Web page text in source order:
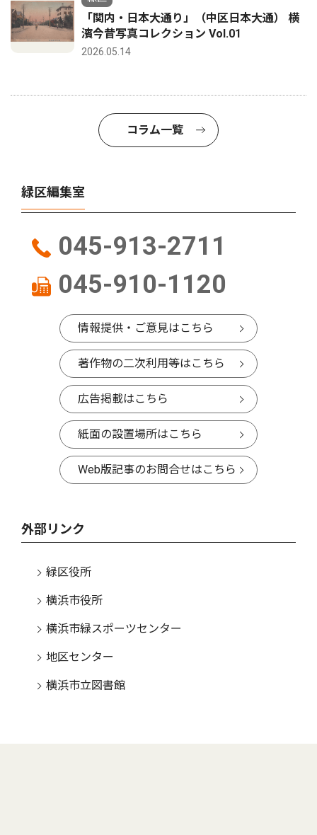
「関内・日本大通り」（中区日本大通） 横
濱今昔写真コレクション Vol.01
2026.05.14
コラム一覧
緑区編集室
045-913-2711
045-910-1120
情報提供・ご意見はこちら
著作物の二次利用等はこちら
広告掲載はこちら
紙面の設置場所はこちら
Web版記事のお問合せはこちら
外部リンク
緑区役所
横浜市役所
横浜市緑スポーツセンター
地区センター
横浜市立図書館